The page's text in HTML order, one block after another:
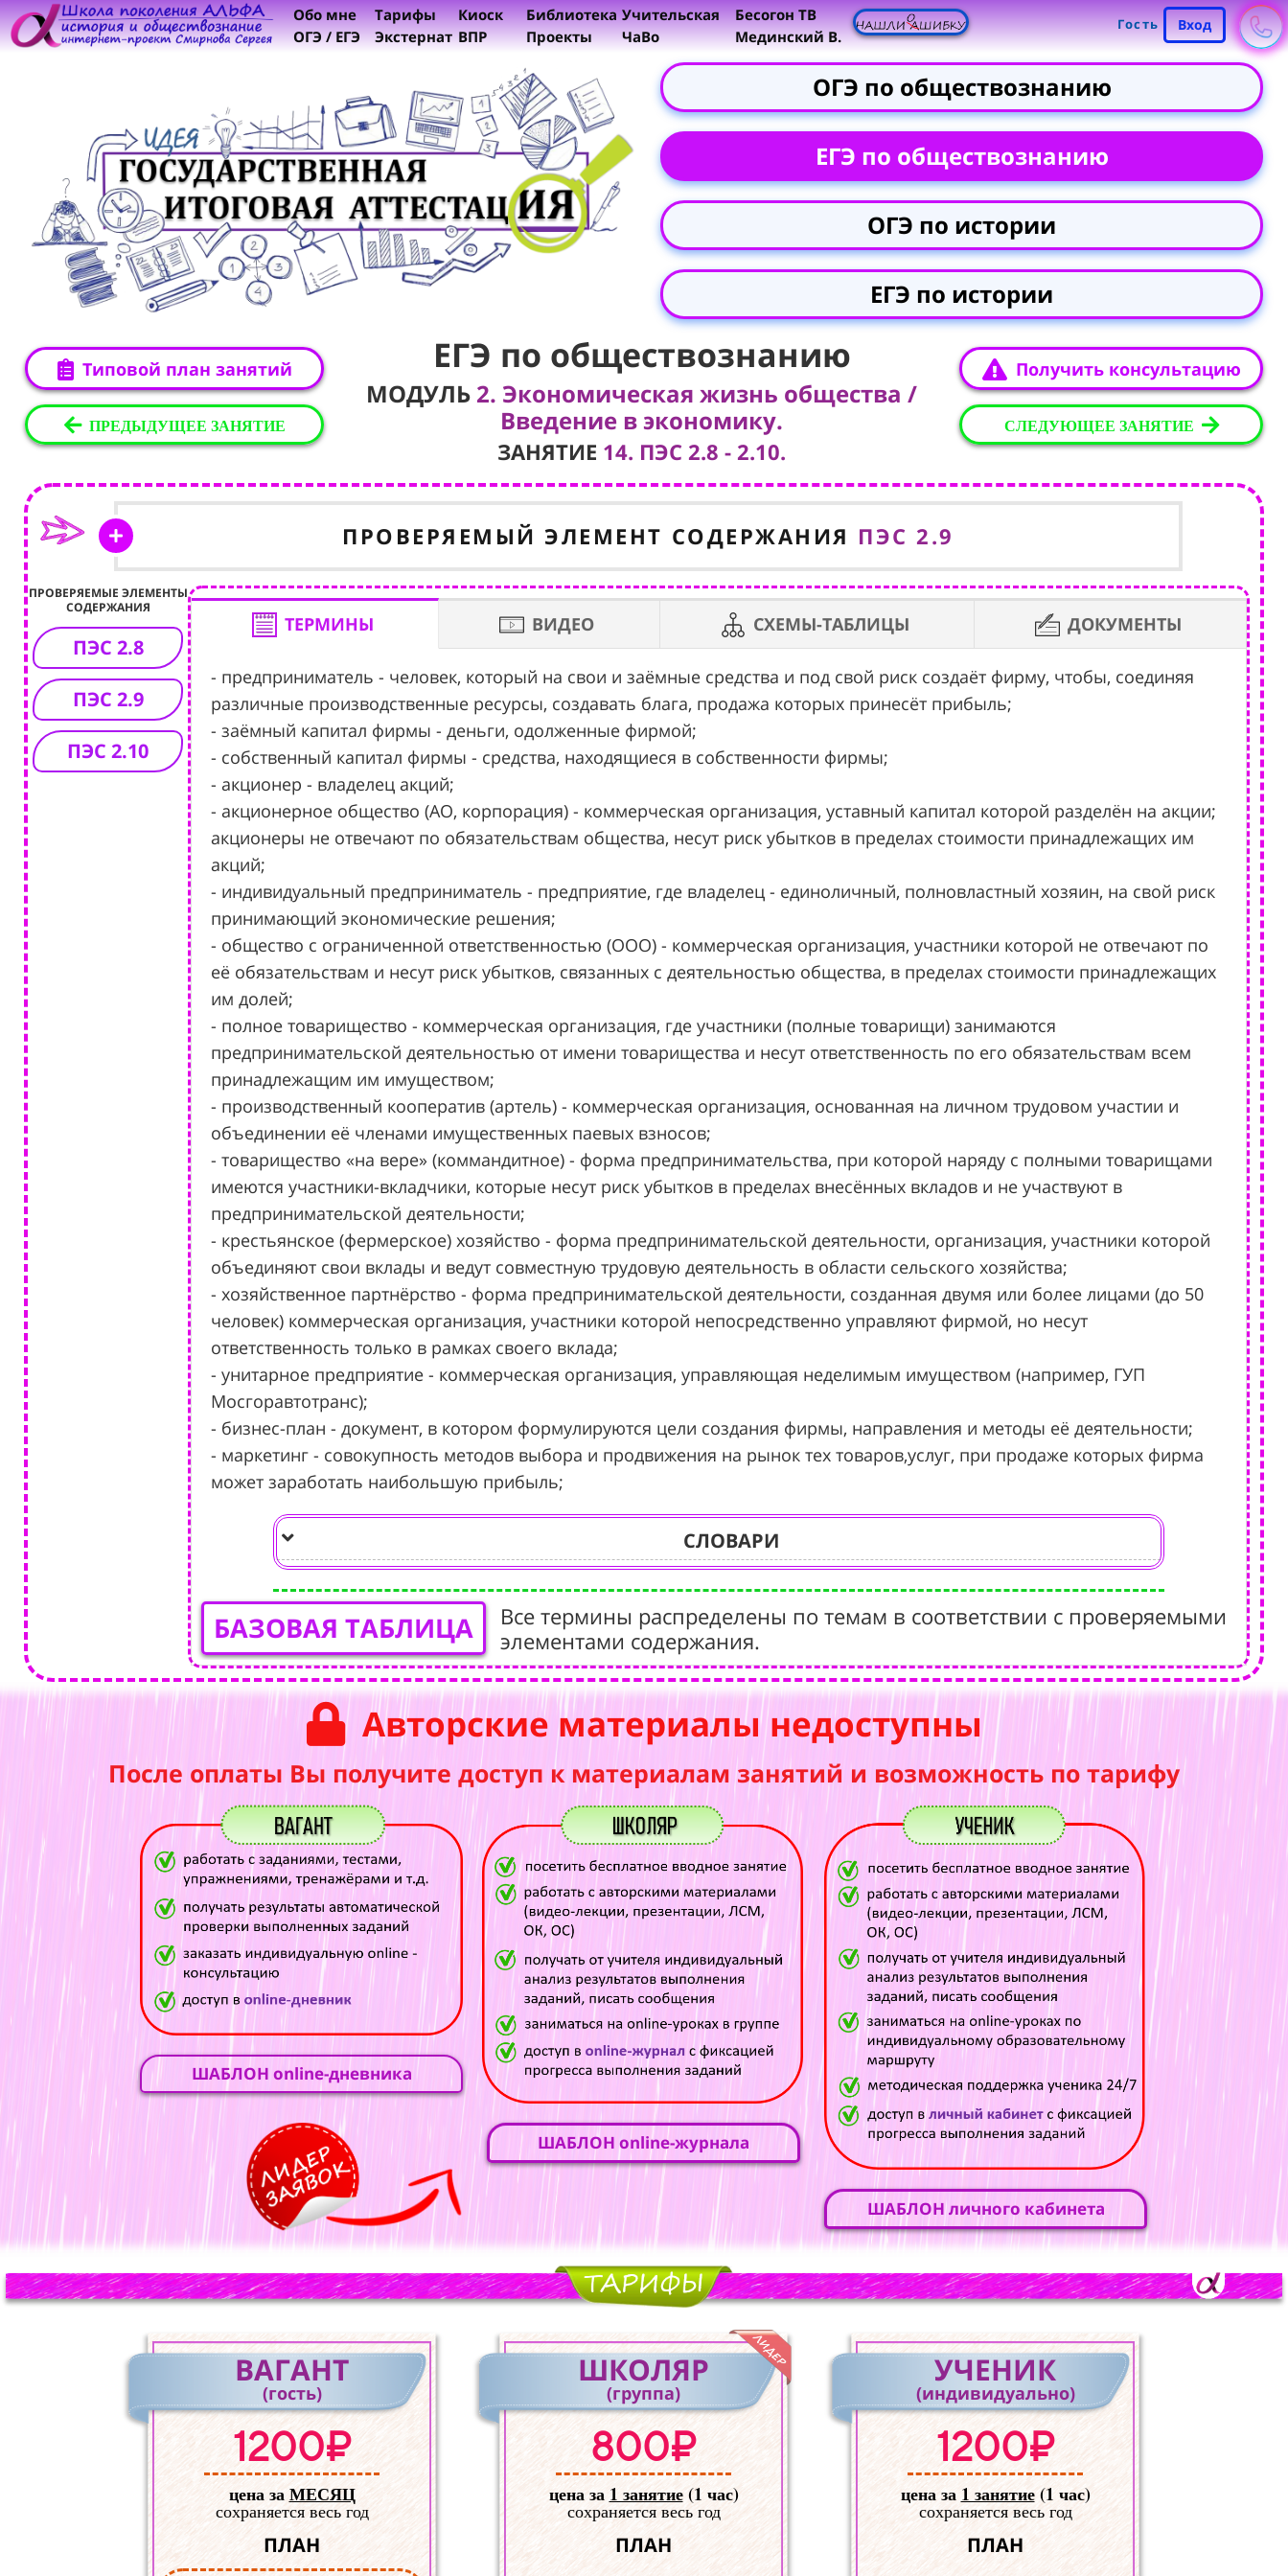
Обо мне
ОГЭ / ЕГЭ
Тарифы
Экстернат
Киоск
ВПР
Библиотека
Проекты
Учительская
ЧаВо
Бесогон ТВ
Мединский В.
Гость Вход
ОГЭ по обществознанию
ЕГЭ по обществознанию
ОГЭ по истории
ЕГЭ по истории
Типовой план занятий
ПРЕДЫДУЩЕЕ ЗАНЯТИЕ
ЕГЭ по обществознанию
МОДУЛЬ 2. Экономическая жизнь общества /
Введение в экономику.
ЗАНЯТИЕ 14. ПЭС 2.8 - 2.10.
Получить консультацию
СЛЕДУЮЩЕЕ ЗАНЯТИЕ
ПРОВЕРЯЕМЫЙ ЭЛЕМЕНТ СОДЕРЖАНИЯ ПЭС 2.9
ПРОВЕРЯЕМЫЕ ЭЛЕМЕНТЫ
СОДЕРЖАНИЯ
ПЭС 2.8
ПЭС 2.9
ПЭС 2.10
ТЕРМИНЫ ВИДЕО СХЕМЫ-ТАБЛИЦЫ ДОКУМЕНТЫ
- предприниматель - человек, который на свои и заёмные средства и под свой риск создаёт фирму, чтобы, соединяя
различные производственные ресурсы, создавать блага, продажа которых принесёт прибыль;
- заёмный капитал фирмы - деньги, одолженные фирмой;
- собственный капитал фирмы - средства, находящиеся в собственности фирмы;
- акционер - владелец акций;
- акционерное общество (АО, корпорация) - коммерческая организация, уставный капитал которой разделён на акции;
акционеры не отвечают по обязательствам общества, несут риск убытков в пределах стоимости принадлежащих им
акций;
- индивидуальный предприниматель - предприятие, где владелец - единоличный, полновластный хозяин, на свой риск
принимающий экономические решения;
- общество с ограниченной ответственностью (ООО) - коммерческая организация, участники которой не отвечают по
её обязательствам и несут риск убытков, связанных с деятельностью общества, в пределах стоимости принадлежащих
им долей;
- полное товарищество - коммерческая организация, где участники (полные товарищи) занимаются
предпринимательской деятельностью от имени товарищества и несут ответственность по его обязательствам всем
принадлежащим им имуществом;
- производственный кооператив (артель) - коммерческая организация, основанная на личном трудовом участии и
объединении её членами имущественных паевых взносов;
- товарищество «на вере» (коммандитное) - форма предпринимательства, при которой наряду с полными товарищами
имеются участники-вкладчики, которые несут риск убытков в пределах внесённых вкладов и не участвуют в
предпринимательской деятельности;
- крестьянское (фермерское) хозяйство - форма предпринимательской деятельности, организация, участники которой
объединяют свои вклады и ведут совместную трудовую деятельность в области сельского хозяйства;
- хозяйственное партнёрство - форма предпринимательской деятельности, созданная двумя или более лицами (до 50
человек) коммерческая организация, участники которой непосредственно управляют фирмой, но несут
ответственность только в рамках своего вклада;
- унитарное предприятие - коммерческая организация, управляющая неделимым имуществом (например, ГУП
Мосгоравтотранс);
- бизнес-план - документ, в котором формулируются цели создания фирмы, направления и методы её деятельности;
- маркетинг - совокупность методов выбора и продвижения на рынок тех товаров,услуг, при продаже которых фирма
может заработать наибольшую прибыль;
СЛОВАРИ
БАЗОВАЯ ТАБЛИЦА
Все термины распределены по темам в соответствии с проверяемыми
элементами содержания.
Авторские материалы недоступны
После оплаты Вы получите доступ к материалам занятий и возможность по тарифу
ШАБЛОН online-дневника
ШАБЛОН online-журнала
ШАБЛОН личного кабинета
ВАГАНТ
(гость)
1200₽
цена заМЕСЯЦ
сохраняется весь год
ПЛАН
ШКОЛЯР
(группа)
800₽
цена за 1 занятие(1 час)
сохраняется весь год
ПЛАН
УЧЕНИК
(индивидуально)
1200₽
цена за 1 занятие(1 час)
сохраняется весь год
ПЛАН